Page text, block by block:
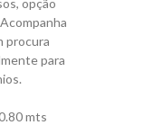
opção
procura
para
mts